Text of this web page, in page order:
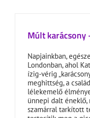
Múlt karácsony
Napjainkban,
Londonban, ahol
ízig-vérig
meghittség, a
lélekemelő
ünnepi dalt éneklő,
szamárral tarkított